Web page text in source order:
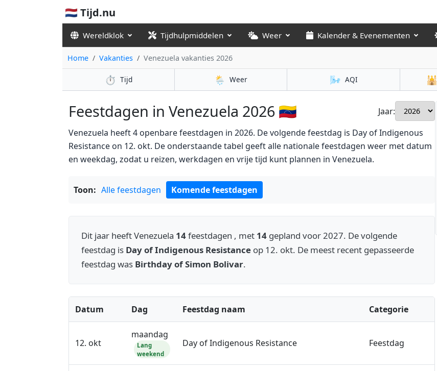
🇳🇱 Tijd.nu
Wereldklok Tijdhulpmiddelen Weer Kalender & Evenementen
Home Vakanties Venezuela vakanties 2026
⏱️ Tijd 🌦️ Weer 🌬️ AQI 🕌
Feestdagen in Venezuela 2026 🇻🇪
Jaar:
Venezuela heeft 4 openbare feestdagen in 2026. De volgende feestdag is Day of Indigenous
Resistance on 12. okt. De onderstaande tabel geeft alle nationale feestdagen weer met datum
en weekdag, zodat u reizen, werkdagen en vrije tijd kunt plannen in Venezuela.
Toon: Alle feestdagen Komende feestdagen
Dit jaar heeft Venezuela 14feestdagen , met 14 gepland voor 2027. De volgende
feestdag is Day of Indigenous Resistance op 12. okt. De meest recent gepasseerde
feestdag was Birthday of Simon Bolivar.
Datum Dag Feestdag naam Categorie
12. okt
maandag
Lang
weekend
Day of Indigenous Resistance Feestdag